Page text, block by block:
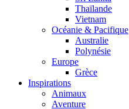
Thaïlande
Vietnam
Océanie & Pacifique
Australie
Polynésie
Europe
Grèce
Inspirations
Animaux
Aventure